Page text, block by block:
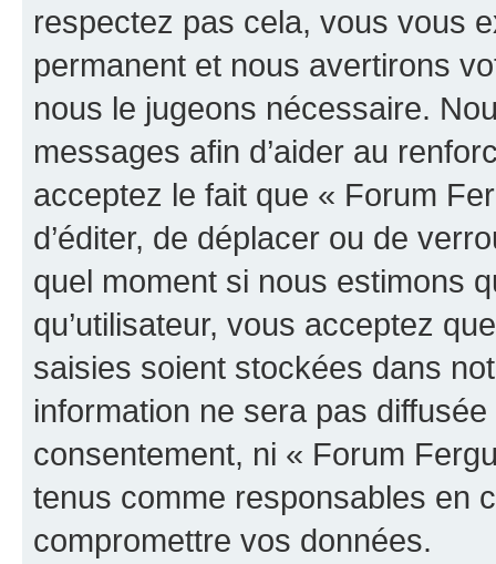
respectez pas cela, vous vous
permanent et nous avertirons
nous le jugeons nécessaire.
messages afin d’aider au
acceptez le fait que « Forum
d’éditer, de déplacer ou de
quel moment si nous estimons
qu’utilisateur, vous acceptez
saisies soient stockées dans
information ne sera pas
consentement, ni « Forum
tenus comme responsables en
compromettre vos données.